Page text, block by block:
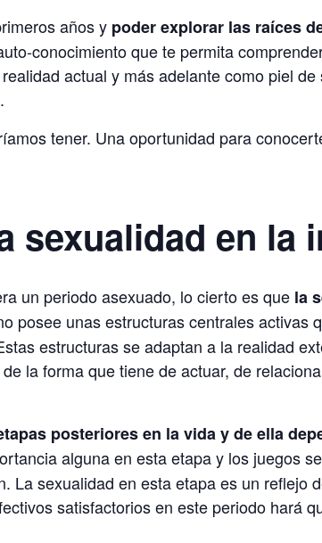
años y poder explorar las raíces
conocimiento que te permita
actual y más adelante como piel
tener. Una oportunidad para
sexualidad en la
un periodo asexuado, lo cierto es que la
posee unas estructuras centrales activas
estructuras se adaptan a la realidad
la forma que tiene de actuar, de
posteriores en la vida y de ella
alguna en esta etapa y los juegos
La sexualidad en esta etapa es un reflejo
satisfactorios en este periodo hará